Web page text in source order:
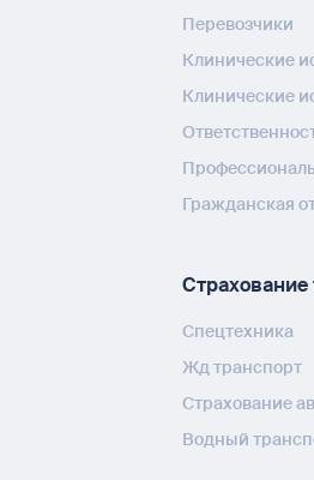
Перевозчики
Клинические
Клинические
Гражданская
Страхование
Спецтехника
Жд транспорт
Страхование
Водный